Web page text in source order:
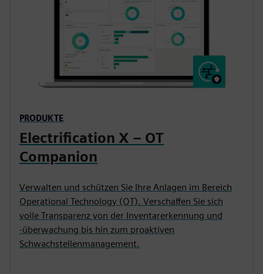
PRODUKTE
Electrification X – OT
Companion
Verwalten und schützen Sie Ihre Anlagen im Bereich
Operational Technology (OT). Verschaffen Sie sich
volle Transparenz von der Inventarerkennung und
-überwachung bis hin zum proaktiven
Schwachstellenmanagement.